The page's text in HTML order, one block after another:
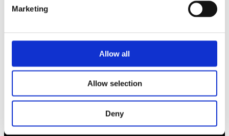
Marketing
Allow all
Allow selection
Deny
Av småföretagare, för småföretagare
Försäkringar
Tips